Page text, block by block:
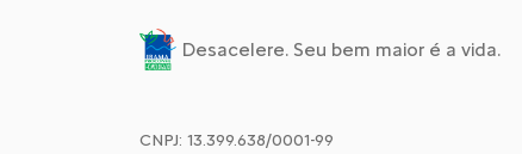
Desacelere. Seu bem maior é a vida.
CNPJ: 13.399.638/0001-99